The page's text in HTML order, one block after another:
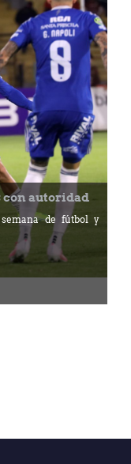
con autoridad
de fútbol y